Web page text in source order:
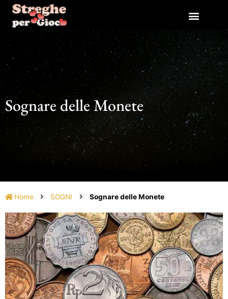
contenuto
Sognare delle Monete
Home SOGNI Sognare delle Monete